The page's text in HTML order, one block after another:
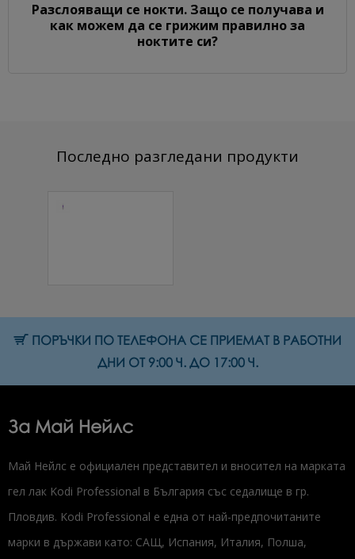
Разслояващи се нокти. Защо се получава и
как можем да се грижим правилно за
ноктите си?
Последно разгледани продукти
ПОРЪЧКИ ПО ТЕЛЕФОНА СЕ ПРИЕМАТ В РАБОТНИ
ДНИ ОТ 9:00 Ч. ДО 17:00 Ч.
За Май Нейлс
Май Нейлс е официален представител и вносител на марката
гел лак Kodi Professional в България със седалище в гр.
Пловдив. Kodi Professional е една от най-предпочитаните
марки в държави като: САЩ, Испания, Италия, Полша,